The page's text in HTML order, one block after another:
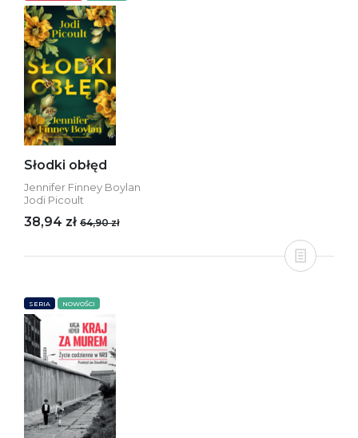
Słodki obłęd
Jennifer Finney Boylan
Jodi Picoult
38,94 zł 64,90 zł
SERIA NOWOŚCI